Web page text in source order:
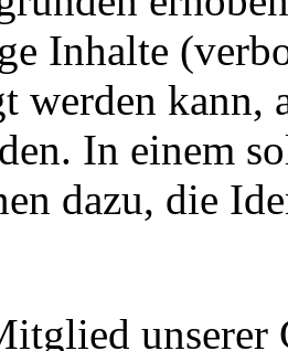
Inhalte
werden kann,
In einem
dazu, die
unserer